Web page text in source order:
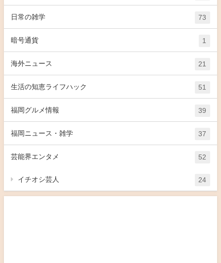
日常の雑学 73
暗号通貨 1
海外ニュース 21
生活の知恵ライフハック 51
福岡グルメ情報 39
福岡ニュース・雑学 37
芸能界エンタメ 52
イチオシ芸人 24